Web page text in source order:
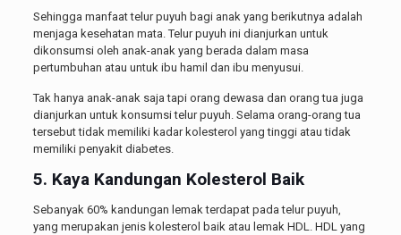
Sehingga manfaat telur puyuh bagi anak yang berikutnya adalah
menjaga kesehatan mata. Telur puyuh ini dianjurkan untuk
dikonsumsi oleh anak-anak yang berada dalam masa
pertumbuhan atau untuk ibu hamil dan ibu menyusui.
Tak hanya anak-anak saja tapi orang dewasa dan orang tua juga
dianjurkan untuk konsumsi telur puyuh. Selama orang-orang tua
tersebut tidak memiliki kadar kolesterol yang tinggi atau tidak
memiliki penyakit diabetes.
5. Kaya Kandungan Kolesterol Baik
Sebanyak 60% kandungan lemak terdapat pada telur puyuh,
yang merupakan jenis kolesterol baik atau lemak HDL. HDL yang